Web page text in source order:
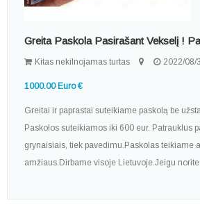
Greita Paskola Pasirašant Vekselį !
Kitas nekilnojamas turtas 2022/08/
1000.00 Euro €
Greitai ir paprastai suteikiame paskolą be
Paskolos suteikiamos iki 600 eur. Patrauklus
grynaisiais, tiek pavedimu.Paskolas teikiame
amžiaus.Dirbame visoje Lietuvoje.Jeigu norite